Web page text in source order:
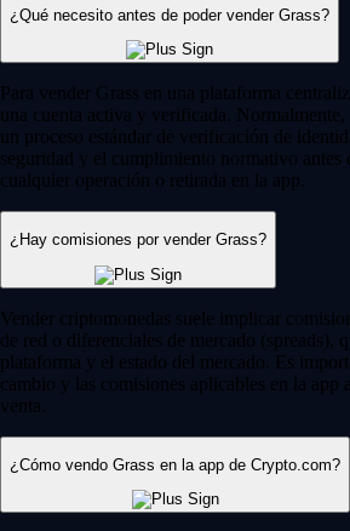
¿Qué necesito antes de poder vender Grass?
Para vender Grass en una plataforma
una cuenta activa y verificada.
un proceso estándar de verificación de
seguridad y el cumplimiento normativo antes
cualquier operación o retirada en la app.
¿Hay comisiones por vender Grass?
Vender criptomonedas suele implicar
de red o diferenciales de mercado (spreads),
plataforma y el estado del mercado. Es
cambio y las comisiones aplicables en la app
venta.
¿Cómo vendo Grass en la app de Crypto.com?